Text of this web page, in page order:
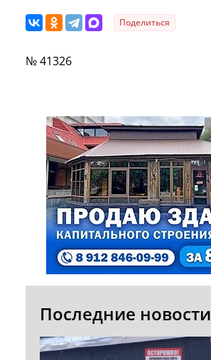
Поделиться
№ 41326
Последние новости